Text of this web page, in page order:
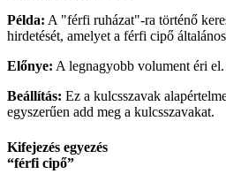
Példa: A "férfi ruházat"-ra történő
hirdetését, amelyet a férfi cipő
Előnye: A legnagyobb volument éri el.
Beállítás: Ez a kulcsszavak
egyszerűen add meg a kulcsszavakat.
Kifejezés egyezés
“férfi cipő”